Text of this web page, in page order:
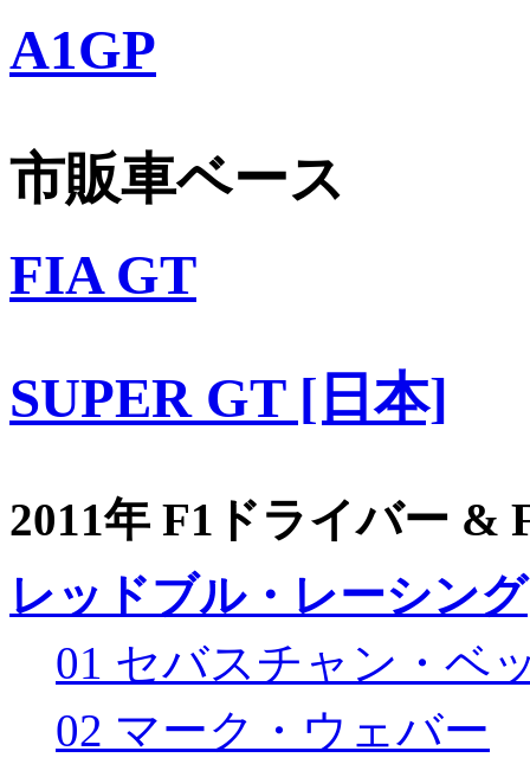
A1GP
市販車ベース
FIA GT
SUPER GT [日本]
2011年 F1ドライバー &
レッドブル・レーシング
01 セバスチャン・ベ
02 マーク・ウェバー